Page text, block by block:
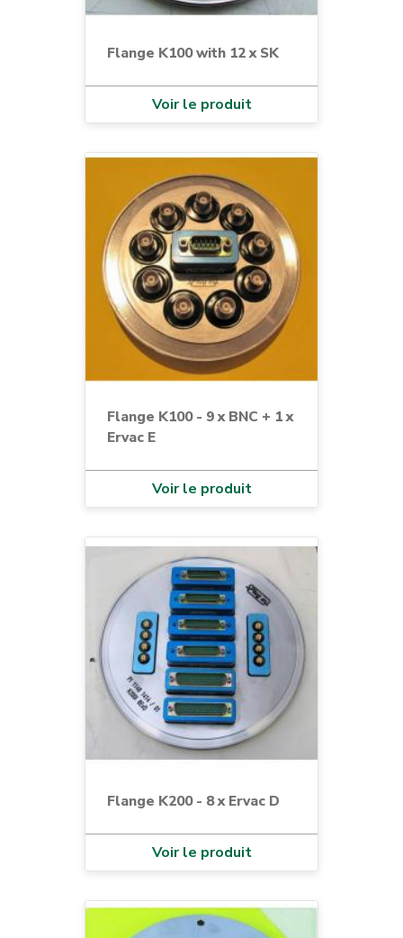
Flange K100 with 12 x SK
Voir le produit
Flange K100 - 9 x BNC + 1 x
Ervac E
Voir le produit
Flange K200 - 8 x Ervac D
Voir le produit